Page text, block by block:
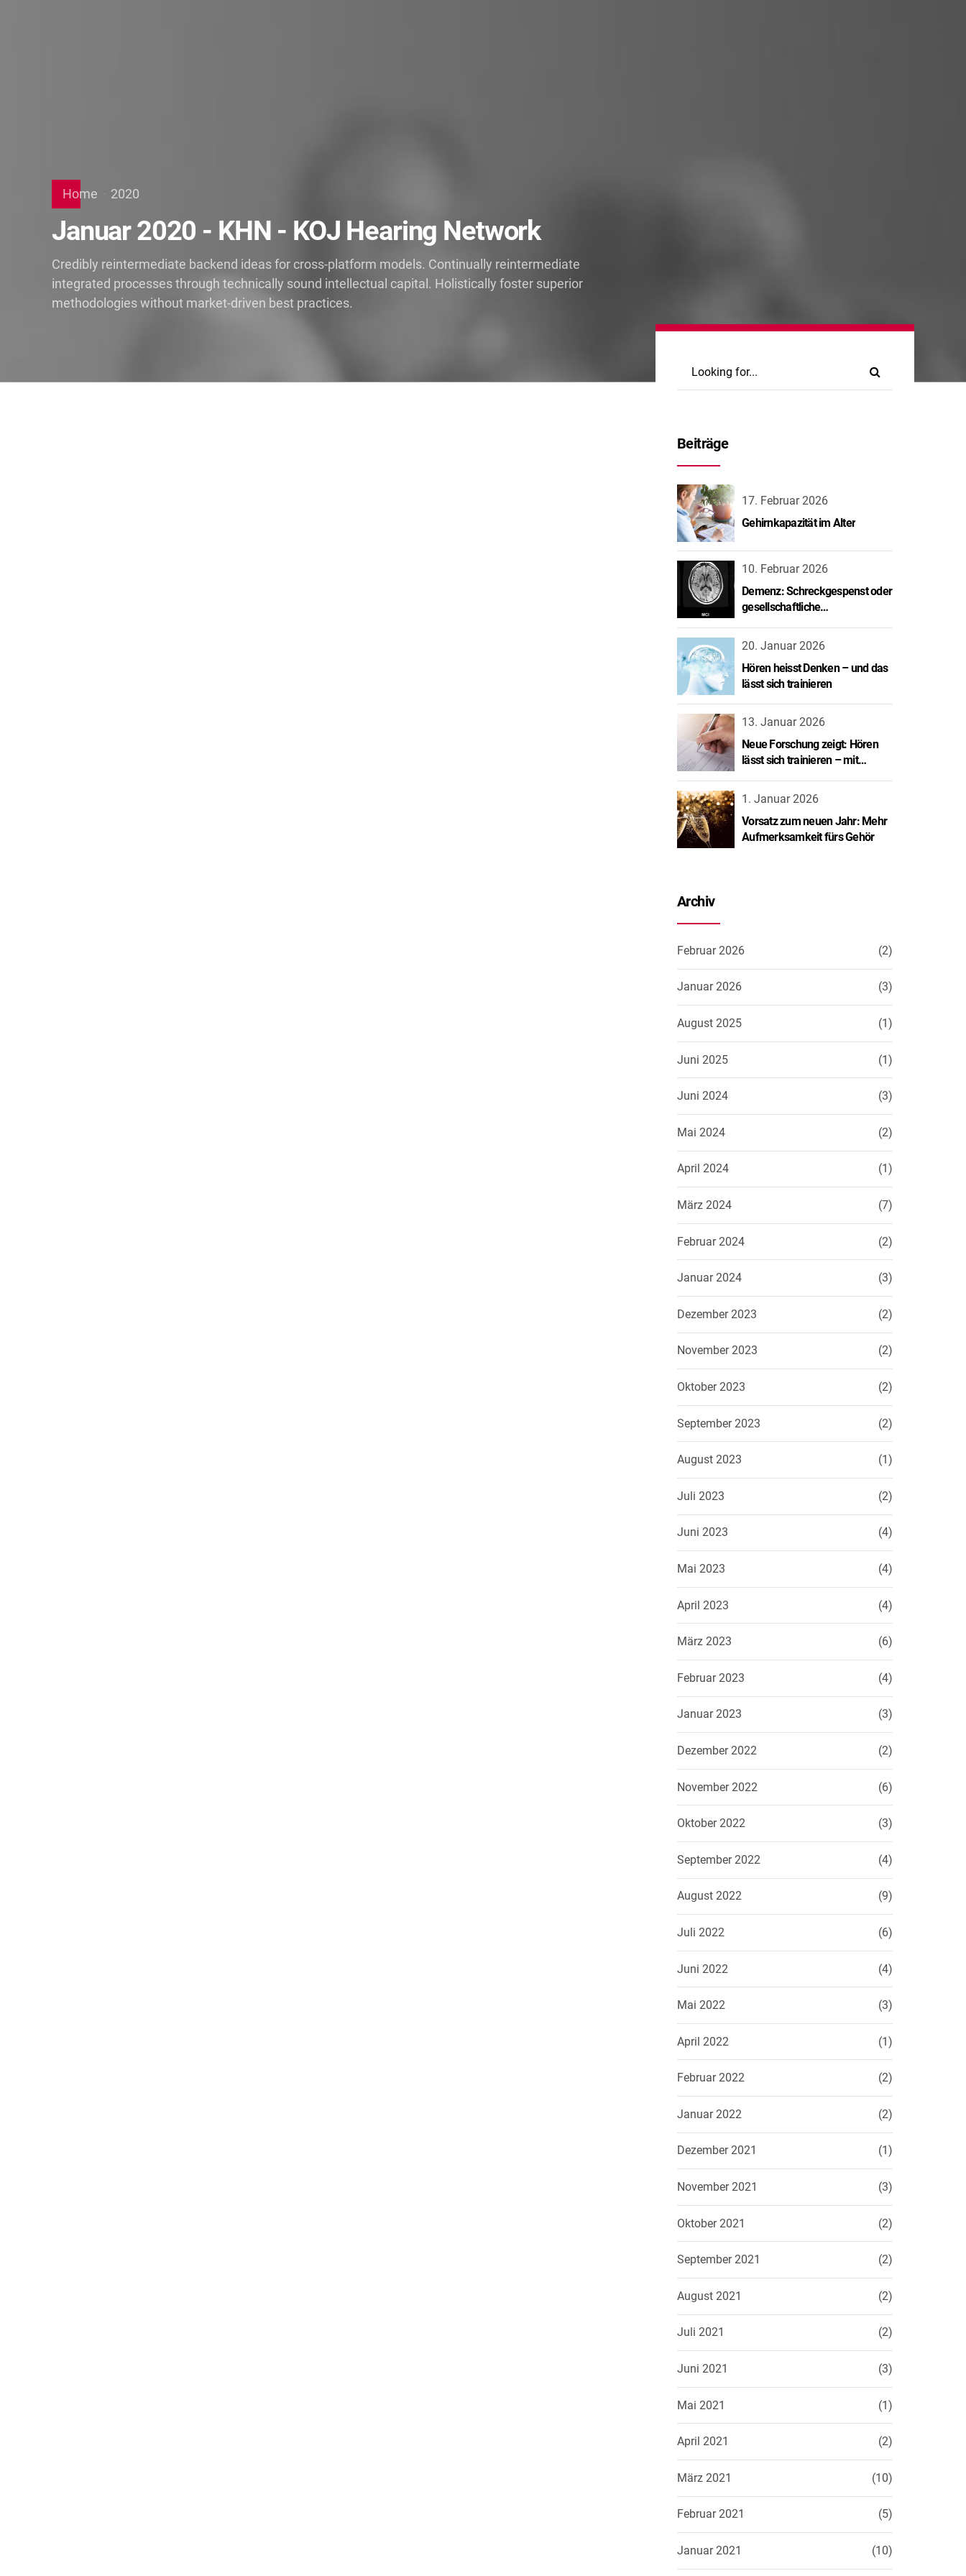
Home 2020
Januar 2020 - KHN - KOJ Hearing Network
Credibly reintermediate backend ideas for cross-platform models. Continually reintermediate
integrated processes through technically sound intellectual capital. Holistically foster superior
methodologies without market-driven best practices.
Beiträge
17. Februar 2026
Gehirnkapazität im Alter
10. Februar 2026
Demenz: Schreckgespenst oder
gesellschaftliche
20. Januar 2026
Hören heisst Denken – und das
lässt sich trainieren
13. Januar 2026
Neue Forschung zeigt: Hören
lässt sich trainieren – mit
1. Januar 2026
Vorsatz zum neuen Jahr: Mehr
Aufmerksamkeit fürs Gehör
Archiv
Februar 2026 (2)
Januar 2026 (3)
August 2025 (1)
Juni 2025 (1)
Juni 2024 (3)
Mai 2024 (2)
April 2024 (1)
März 2024 (7)
Februar 2024 (2)
Januar 2024 (3)
Dezember 2023 (2)
November 2023 (2)
Oktober 2023 (2)
September 2023 (2)
August 2023 (1)
Juli 2023 (2)
Juni 2023 (4)
Mai 2023 (4)
April 2023 (4)
März 2023 (6)
Februar 2023 (4)
Januar 2023 (3)
Dezember 2022 (2)
November 2022 (6)
Oktober 2022 (3)
September 2022 (4)
August 2022 (9)
Juli 2022 (6)
Juni 2022 (4)
Mai 2022 (3)
April 2022 (1)
Februar 2022 (2)
Januar 2022 (2)
Dezember 2021 (1)
November 2021 (3)
Oktober 2021 (2)
September 2021 (2)
August 2021 (2)
Juli 2021 (2)
Juni 2021 (3)
Mai 2021 (1)
April 2021 (2)
März 2021 (10)
Februar 2021 (5)
Januar 2021 (10)